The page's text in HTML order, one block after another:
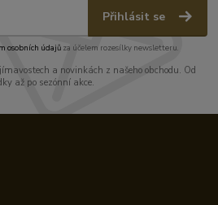
Přihlásit se
osobních údajůza účelem rozesílky newsletteru.
a novinkách z našeho obchodu. Od
až po sezónní akce.